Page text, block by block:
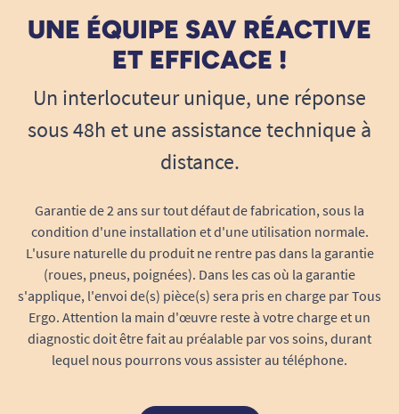
UNE ÉQUIPE SAV RÉACTIVE
ET EFFICACE !
Un interlocuteur unique, une réponse
sous 48h et une assistance technique à
distance.
Garantie de 2 ans sur tout défaut de fabrication, sous la
condition d'une installation et d'une utilisation normale.
L'usure naturelle du produit ne rentre pas dans la garantie
(roues, pneus, poignées). Dans les cas où la garantie
s'applique, l'envoi de(s) pièce(s) sera pris en charge par Tous
Ergo. Attention la main d'œuvre reste à votre charge et un
diagnostic doit être fait au préalable par vos soins, durant
lequel nous pourrons vous assister au téléphone.